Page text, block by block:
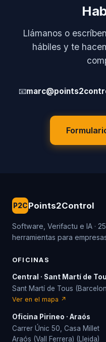
Llámanos o
hábiles y te
📧
P2CPoints2Control
Software, Verifactu e IA ·
herramientas para
OFICINAS
Central · Sant Martí de
Sant Martí de Tous
Ver en el mapa ↗
Oficina Pirineo · Araós
Carrer Únic 50, Casa Millet
Araós (Vall Ferrera) (Lleida)